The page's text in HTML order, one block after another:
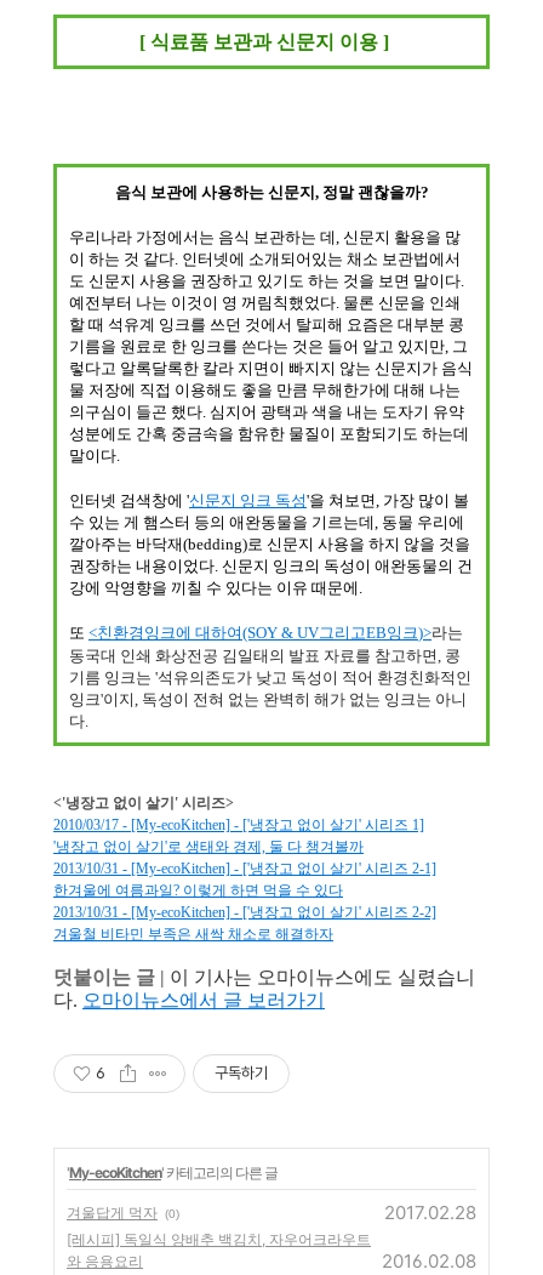
[ 식료품 보관과 신문지 이용 ]
음식 보관에 사용하는 신문지 , 정말 괜찮을까?
우리나라 가정에서는 음식 보관하는 데, 신문지 활용을 많
이 하는 것 같다. 인터넷에 소개되어있는 채소 보관법에서
도 신문지 사용을 권장하고 있기도 하는 것을 보면 말이다.
예전부터 나는 이것이 영 꺼림칙했었다. 물론 신문을 인쇄
할 때 석유계 잉크를 쓰던 것에서 탈피해 요즘은 대부분 콩
기름을 원료로 한 잉크를 쓴다는 것은 들어 알고 있지만, 그
렇다고 알록달록한 칼라 지면이 빠지지 않는 신문지가 음식
물 저장에 직접 이용해도 좋을 만큼 무해한가에 대해 나는
의구심이 들곤 했다. 심지어 광택과 색을 내는 도자기 유약
성분에도 간혹 중금속을 함유한 물질이 포함되기도 하는데
말이다.
인터넷 검색창에 '신문지 잉크 독성'을 쳐보면, 가장 많이 볼
수 있는 게 햄스터 등의 애완동물을 기르는데, 동물 우리에
깔아주는 바닥재(bedding)로 신문지 사용을 하지 않을 것을
권장하는 내용이었다. 신문지 잉크의 독성이 애완동물의 건
강에 악영향을 끼칠 수 있다는 이유 때문에 .
또 <친환경잉크에 대하여(SOY & UV그리고EB잉크)>라는
동국대 인쇄 화상전공 김일태의 발표 자료를 참고하면, 콩
기름 잉크는 '석유의존도가 낮고 독성이 적어 환경친화적인
잉크'이지, 독성이 전혀 없는 완벽히 해가 없는 잉크는 아니
다.
<'냉장고 없이 살기' 시리즈>
2010/03/17 - [My-ecoKitchen] - ['냉장고 없이 살기' 시리즈 1]
'냉장고 없이 살기'로 생태와 경제, 둘 다 챙겨볼까
2013/10/31 - [My-ecoKitchen] - ['냉장고 없이 살기' 시리즈 2-1]
한겨울에 여름과일? 이렇게 하면 먹을 수 있다
2013/10/31 - [My-ecoKitchen] - ['냉장고 없이 살기' 시리즈 2-2]
겨울철 비타민 부족은 새싹 채소로 해결하자
덧붙이는 글 | 이 기사는 오마이뉴스에도 실렸습니
다. 오마이뉴스에서 글 보러가기
6 구독하기
'My-ecoKitchen' 카테고리의 다른 글
겨울답게 먹자 (0) 2017.02.28
[레시피] 독일식 양배추 백김치, 자우어크라우트
와 응용요리
2016.02.08